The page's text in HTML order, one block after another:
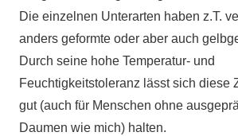
Die einzelnen Unterarten haben z.T.
anders geformte oder aber auch
Durch seine hohe Temperatur- und
Feuchtigkeitstoleranz lässt sich diese
gut (auch für Menschen ohne
Daumen wie mich) halten.